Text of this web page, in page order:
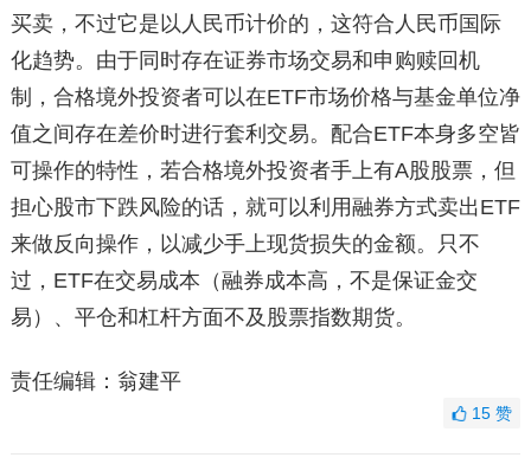
买卖，不过它是以人民币计价的，这符合人民币国际
化趋势。由于同时存在证券市场交易和申购赎回机
制，合格境外投资者可以在ETF市场价格与基金单位净
值之间存在差价时进行套利交易。配合ETF本身多空皆
可操作的特性，若合格境外投资者手上有A股股票，但
担心股市下跌风险的话，就可以利用融券方式卖出ETF
来做反向操作，以减少手上现货损失的金额。只不
过，ETF在交易成本（融券成本高，不是保证金交
易）、平仓和杠杆方面不及股票指数期货。
责任编辑：翁建平
15赞